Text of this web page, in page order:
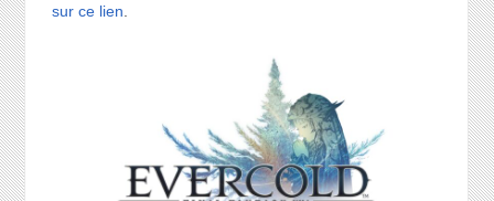
sur ce lien